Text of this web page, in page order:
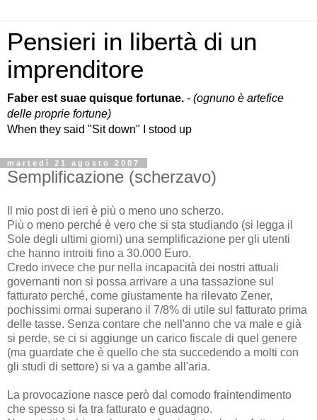
Pensieri in libertà di un
imprenditore
Faber est suae quisque fortunae. - (ognuno è artefice
delle proprie fortune)
When they said "Sit down" I stood up
martedì 21 agosto 2007
Semplificazione (scherzavo)
Il mio post di ieri è più o meno uno scherzo.
Più o meno perché è vero che si sta studiando (si legga il
Sole degli ultimi giorni) una semplificazione per gli utenti
che hanno introiti fino a 30.000 Euro.
Credo invece che pur nella incapacità dei nostri attuali
governanti non si possa arrivare a una tassazione sul
fatturato perché, come giustamente ha rilevato Zener,
pochissimi ormai superano il 7/8% di utile sul fatturato prima
delle tasse. Senza contare che nell'anno che va male e già
si perde, se ci si aggiunge un carico fiscale di quel genere
(ma guardate che è quello che sta succedendo a molti con
gli studi di settore) si va a gambe all'aria.
La provocazione nasce però dal comodo fraintendimento
che spesso si fa tra fatturato e guadagno.